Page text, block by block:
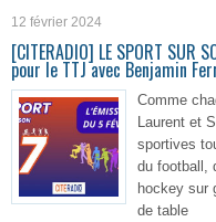
12 février 2024
[CITERADIO] LE SPORT SUR
pour le TTJ avec Benjamin
Comme
Laurent et
sportives
du football,
hockey sur
de table